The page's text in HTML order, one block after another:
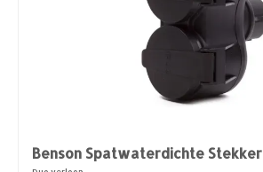
Benson Spatwaterdichte Stekker